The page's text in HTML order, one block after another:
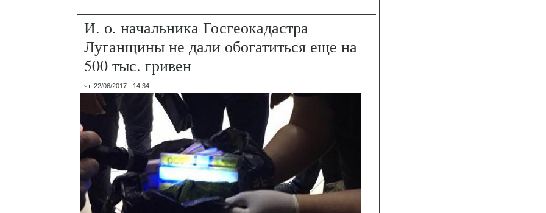
И. о. начальника Госгеокадастра
Луганщины не дали обогатиться еще на
500 тыс. гривен
чт, 22/06/2017 - 14:34